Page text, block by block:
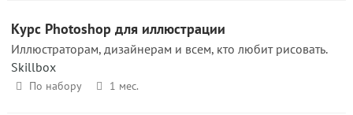
Курс Photoshop для иллюстрации
Иллюстраторам, дизайнерам и всем, кто любит рисовать.
Skillbox
По набору 1 мес.